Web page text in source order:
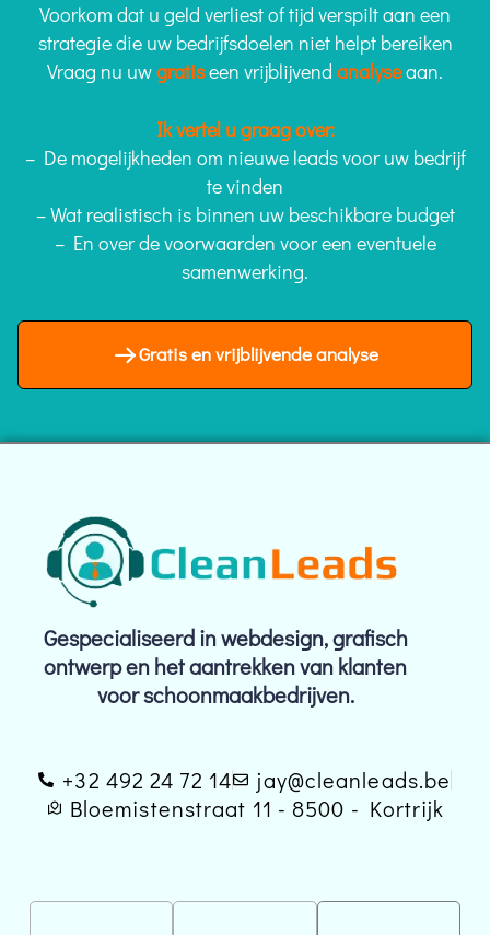
Voorkom dat u geld verliest of tijd verspilt aan een
strategie die uw bedrijfsdoelen niet helpt bereiken
Vraag nu uwgratiseen vrijblijvend analyseaan.
Ik vertel u graag over:
– De mogelijkheden om nieuwe leads voor uw bedrijf
te vinden
– Wat realistisch is binnen uw beschikbare budget
– En over de voorwaarden voor een eventuele
samenwerking.
Gratis en vrijblijvende analyse
Gespecialiseerd in webdesign, grafisch
ontwerp en het aantrekken van klanten
voor schoonmaakbedrijven.
+32 492 24 72 14
jay@cleanleads.be
Bloemistenstraat 11 - 8500 - Kortrijk